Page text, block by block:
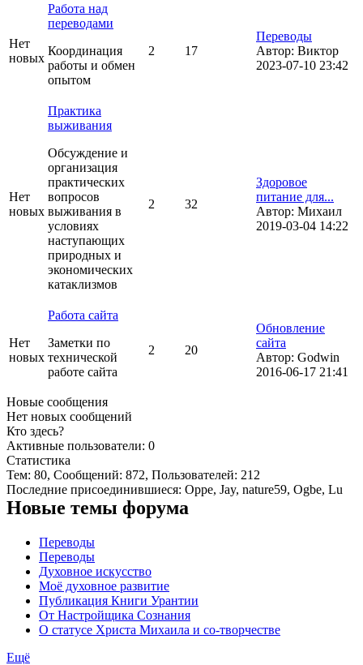
Нет
новых
Работа над
переводами
Координация
работы и обмен
опытом
2 17
Переводы
Автор: Виктор
2023-07-10 23:42
Нет
новых
Практика
выживания
Обсуждение и
организация
практических
вопросов
выживания в
условиях
наступающих
природных и
экономических
катаклизмов
2 32
Здоровое
питание для...
Автор: Михаил
2019-03-04 14:22
Нет
новых
Работа сайта
Заметки по
технической
работе сайта
2 20
Обновление
сайта
Автор: Godwin
2016-06-17 21:41
Новые сообщения
Нет новых сообщений
Кто здесь?
Активные пользователи: 0
Статистика
Тем: 80, Сообщений: 872, Пользователей: 212
Последние присоединившиеся: Oppe, Jay, nature59, Ogbe, Lu
Новые темы форума
Переводы
Переводы
Духовное искусство
Моё духовное развитие
Публикация Книги Урантии
От Настройщика Cознания
О статусе Христа Михаила и со-творчестве
Ещё